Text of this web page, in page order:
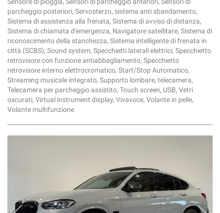
parcheggio posteriori, Servosterzo, sistema anti sbandamento,
Sistema di assistenza alla frenata, Sistema di avviso di distanza,
Sistema di chiamata d'emergenza, Navigatore satellitare, Sistema di
riconoscimento della stanchezza, Sistema intelligente di frenata in
città (SCBS), Sound system, Specchietti laterali elettrici, Specchietto
retrovisore con funzione antiabbagliamento, Specchietto
retrovisore interno elettrocromatico, Start/Stop Automatico,
Streaming musicale integrato, Supporto lombare, telecamera,
Telecamera per parcheggio assistito, Touch screen, USB, Vetri
oscurati, Virtual instrument display, Vivavoce, Volante in pelle,
Volante multifunzione